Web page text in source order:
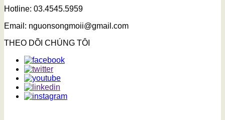
Hotline: 03.4545.5959
Email: nguonsongmoii@gmail.com
THEO DÕI CHÚNG TÔI